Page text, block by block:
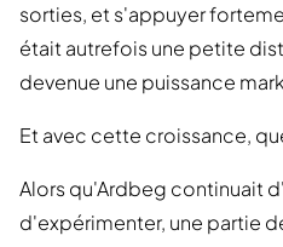
sorties, et s'appuyer
était autrefois une petite
devenue une puissance
Et avec cette croissance,
Alors qu'Ardbeg continuait
d'expérimenter, une partie